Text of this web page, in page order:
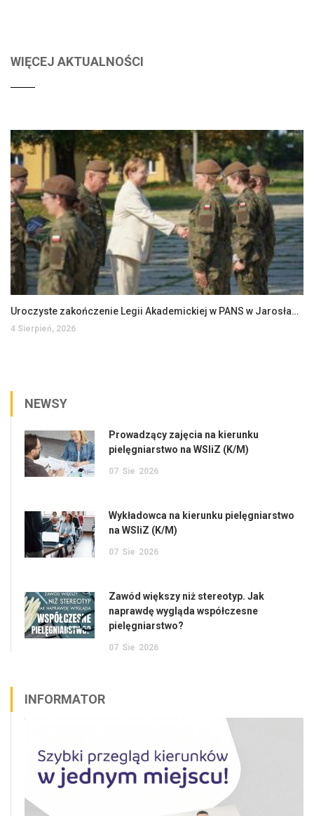
WIĘCEJ AKTUALNOŚCI
Uroczyste zakończenie Legii Akademickiej w PANS w Jarosławiu
4 Sierpień, 2026
NEWSY
Prowadzący zajęcia na kierunku
pielęgniarstwo na WSIiZ (K/M)
07 Sie 2026
Wykładowca na kierunku pielęgniarstwo
na WSIiZ (K/M)
07 Sie 2026
Zawód większy niż stereotyp. Jak
naprawdę wygląda współczesne
pielęgniarstwo?
07 Sie 2026
INFORMATOR